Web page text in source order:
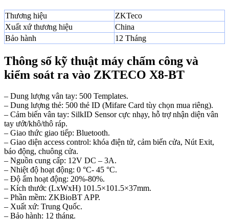
Thương hiệu
ZKTeco
Xuất xứ thương hiệu
China
Bảo hành
12 Tháng
Thông số kỹ thuật máy chấm công và
kiểm soát ra vào ZKTECO X8-BT
– Dung lượng vân tay: 500 Templates.
– Dung lượng thẻ: 500 thẻ ID (Mifare Card tùy chọn mua riêng).
– Cảm biến vân tay: SilkID Sensor cực nhạy, hỗ trợ nhận diện vân
tay ướt/khô/thô ráp.
– Giao thức giao tiếp: Bluetooth.
– Giao diện access control: khóa điện tử, cảm biến cửa, Nút Exit,
báo động, chuông cửa.
– Nguồn cung cấp: 12V DC – 3A.
– Nhiệt độ hoạt động: 0 °C- 45 °C.
– Độ ẩm hoạt động: 20%-80%.
– Kích thước (LxWxH) 101.5×101.5×37mm.
– Phần mềm: ZKBioBT APP.
– Xuất xứ: Trung Quốc.
– Bảo hành: 12 tháng.